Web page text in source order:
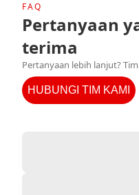
FAQ
Pertanyaan
terima
Pertanyaan lebih lanjut?
HUBUNGI TIM KAMI